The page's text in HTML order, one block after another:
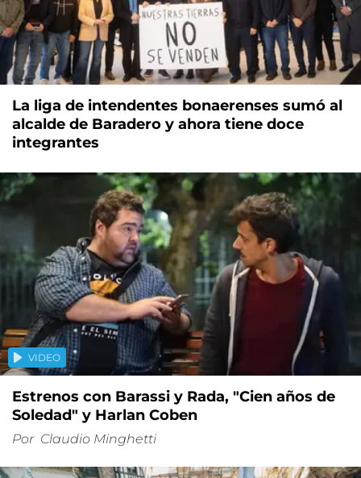
La liga de intendentes bonaerenses sumó al
alcalde de Baradero y ahora tiene doce
integrantes
VIDEO
Estrenos con Barassi y Rada, "Cien años de
Soledad" y Harlan Coben
Por Claudio Minghetti